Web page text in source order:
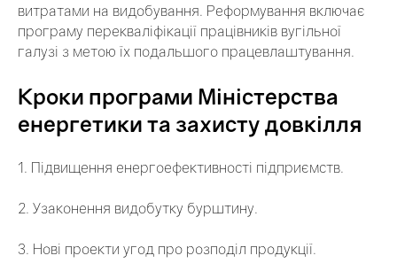
витратами на видобування. Реформування включає
програму перекваліфікації працівників вугільної
галузі з метою їх подальшого працевлаштування.
Кроки програми Міністерства
енергетики та захисту довкілля
1. Підвищення енергоефективності підприємств.
2. Узаконення видобутку бурштину.
3. Нові проекти угод про розподіл продукції.